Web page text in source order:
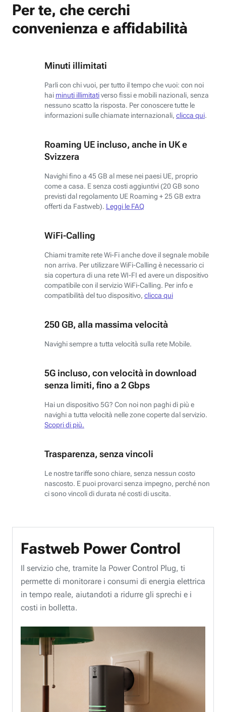
Per te, che cerchi
convenienza e affidabilità
Minuti illimitati
Parli con chi vuoi, per tutto il tempo che vuoi: con noi
hai minuti illimitativerso fissi e mobili nazionali, senza
nessuno scatto la risposta. Per conoscere tutte le
informazioni sulle chiamate internazionali, clicca qui.
Roaming UE incluso, anche in UK e
Svizzera
Navighi fino a 45 GB al mese nei paesi UE, proprio
come a casa. E senza costi aggiuntivi (20 GB sono
previsti dal regolamento UE Roaming + 25 GB extra
offerti da Fastweb). Leggi le FAQ
WiFi-Calling
Chiami tramite rete Wi-Fi anche dove il segnale mobile
non arriva. Per utilizzare WiFi-Calling è necessario ci
sia copertura di una rete WI-FI ed avere un dispositivo
compatibile con il servizio WiFi-Calling. Per info e
compatibilità del tuo dispositivo, clicca qui
250 GB, alla massima velocità
Navighi sempre a tutta velocità sulla rete Mobile.
5G incluso, con velocità in download
senza limiti, fino a 2 Gbps
Hai un dispositivo 5G? Con noi non paghi di più e
navighi a tutta velocità nelle zone coperte dal servizio.
Scopri di più.
Trasparenza, senza vincoli
Le nostre tariffe sono chiare, senza nessun costo
nascosto. E puoi provarci senza impegno, perché non
ci sono vincoli di durata né costi di uscita.
Fastweb Power Control
Il servizio che, tramite la Power Control Plug, ti
permette di monitorare i consumi di energia elettrica
in tempo reale, aiutandoti a ridurre gli sprechi e i
costi in bolletta.